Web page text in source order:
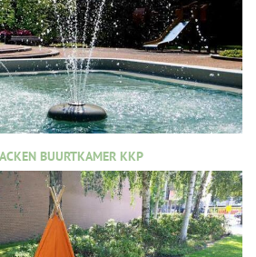
BUURTKAMER KKP